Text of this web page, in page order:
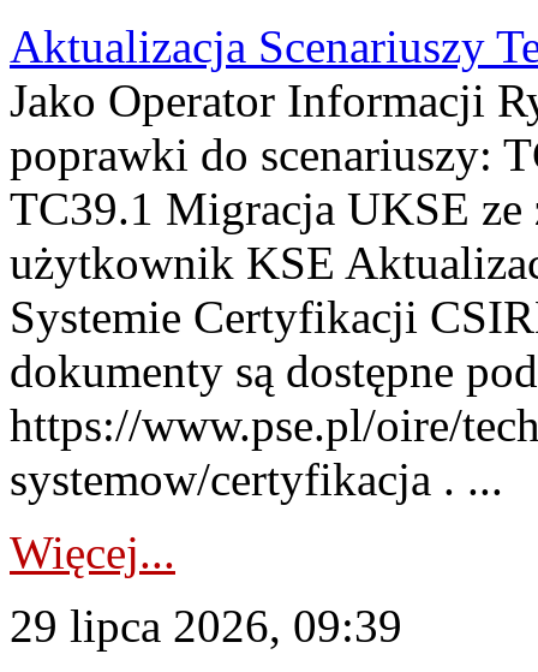
Aktualizacja Scenariuszy
Jako Operator Informacji
poprawki do scenariuszy:
TC39.1 Migracja UKSE
użytkownik KSE
Systemie Certyfikacji
dokumenty są dostępne
https://www.pse.pl/oire/
systemow/certyfikacja . ...
Więcej...
29 lipca 2026, 09:39